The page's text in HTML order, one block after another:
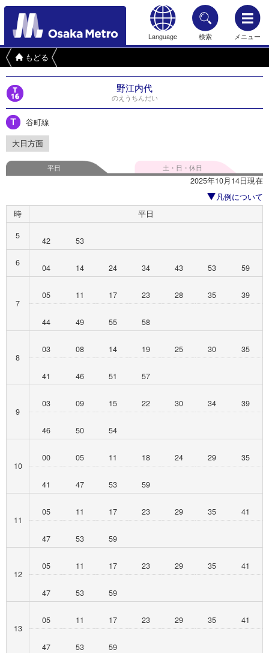
Language 検索 メニュー
もどる
野江内代
のえうちんだい
谷町線
大日方面
平日 土・日・休日
2025年10月14日現在
凡例について
時
平日
5
42
53
6
04 14 24 34 43 53 59
7
05 11 17 23 28 35 39
44 49 55 58
8
03 08 14 19 25 30 35
41 46 51 57
9
03 09 15 22 30 34 39
46 50 54
10
00 05 11 18 24 29 35
41 47 53 59
11
05 11 17 23 29 35 41
47 53 59
12
05 11 17 23 29 35 41
47 53 59
13
05 11 17 23 29 35 41
47 53 59